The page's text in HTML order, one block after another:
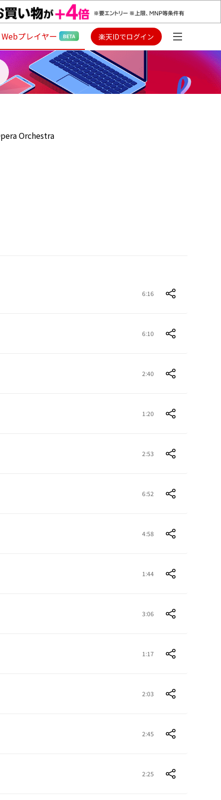
Webプレイヤー 楽天IDでログイン
Orchestra
6:16
6:10
2:40
1:20
2:53
6:52
4:58
1:44
3:06
1:17
2:03
2:45
2:25